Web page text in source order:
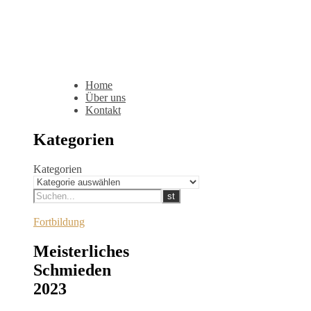
Home
Über uns
Kontakt
Kategorien
Kategorien
Fortbildung
Meisterliches
Schmieden
2023